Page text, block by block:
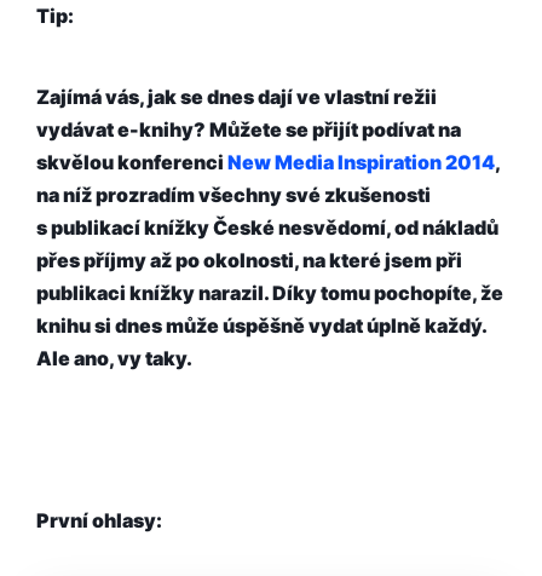
Tip:
Zajímá vás, jak se dnes dají ve vlastní režii
vydávat e-knihy? Můžete se přijít podívat na
skvělou konferenci New Media Inspiration 2014,
na níž prozradím všechny své zkušenosti
s publikací knížky České nesvědomí, od nákladů
přes příjmy až po okolnosti, na které jsem při
publikaci knížky narazil. Díky tomu pochopíte, že
knihu si dnes může úspěšně vydat úplně každý.
Ale ano, vy taky.
První ohlasy: